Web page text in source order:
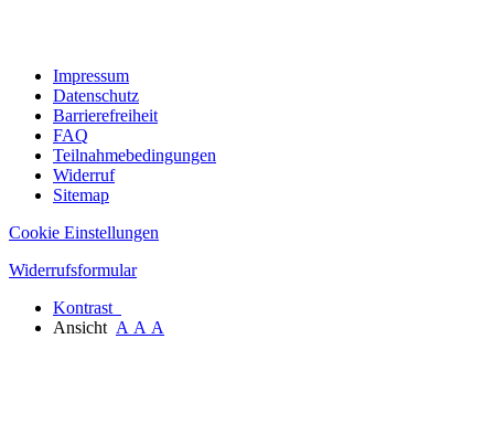
Impressum
Datenschutz
Barrierefreiheit
FAQ
Teilnahmebedingungen
Widerruf
Sitemap
Cookie Einstellungen
Widerrufsformular
Kontrast
Ansicht A A A